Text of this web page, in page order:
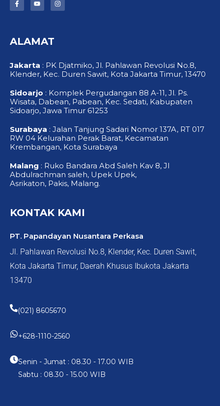
F
a
o
o
Y
o
b
e
I
n
ALAMAT
Jakarta : PK Djatmiko, Jl. Pahlawan Revolusi No.8,
Klender, Kec. Duren Sawit, Kota Jakarta Timur, 13470
Sidoarjo : Komplek Pergudangan 88 A-11, Jl. Ps.
Wisata, Dabean, Pabean, Kec. Sedati, Kabupaten
Sidoarjo, Jawa Timur 61253
Surabaya : Jalan Tanjung Sadari Nomor 137A, RT 017
RW 04 Kelurahan Perak Barat, Kecamatan
Krembangan, Kota Surabaya
Malang : Ruko Bandara Abd Saleh Kav 8, Jl
Abdulrachman saleh, Upek Upek,
Asrikaton, Pakis, Malang.
KONTAK KAMI
PT. Papandayan Nusantara Perkasa
Jl. Pahlawan Revolusi No.8, Klender, Kec. Duren Sawit,
Kota Jakarta Timur, Daerah Khusus Ibukota Jakarta
13470
(021) 8605670
+628-1110-2560
Senin - Jumat : 08.30 - 17.00 WIB
Sabtu : 08.30 - 15.00 WIB